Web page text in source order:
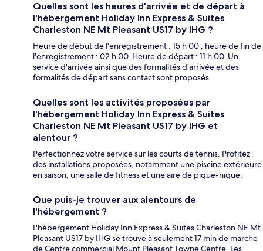
Quelles sont les heures d'arrivée et de départ à
l'hébergement Holiday Inn Express & Suites
Charleston NE Mt Pleasant US17 by IHG ?
Heure de début de l'enregistrement : 15 h 00 ; heure de fin de
l'enregistrement : 02 h 00. Heure de départ : 11 h 00. Un
service d'arrivée ainsi que des formalités d'arrivée et des
formalités de départ sans contact sont proposés.
Quelles sont les activités proposées par
l'hébergement Holiday Inn Express & Suites
Charleston NE Mt Pleasant US17 by IHG et
alentour ?
Perfectionnez votre service sur les courts de tennis. Profitez
des installations proposées, notamment une piscine extérieure
en saison, une salle de fitness et une aire de pique-nique.
Que puis-je trouver aux alentours de
l'hébergement ?
L'hébergement Holiday Inn Express & Suites Charleston NE Mt
Pleasant US17 by IHG se trouve à seulement 17 min de marche
de Centre commercial Mount Pleasant Towne Centre. Les